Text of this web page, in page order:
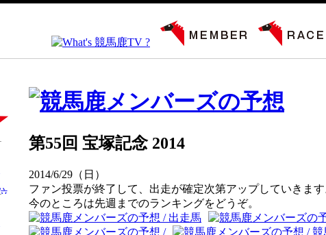
第55回 宝塚記念 2014
2014/6/29（日）
ファン投票が終了して、出走が確定次第アップしていきま
今のところは先週までのランキングをどうぞ。